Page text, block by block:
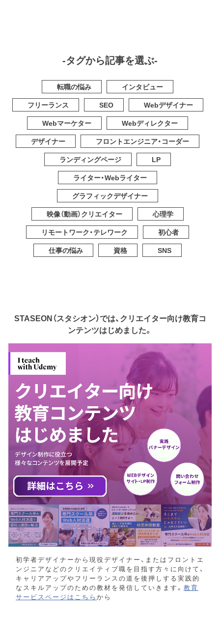
-タグから記事を選ぶ-
転職の悩み
インタビュー
フリーランス
SEO
Webデザイナー
Webマーケター
Webディレクター
デザイナー
フロントエンジニア・コーダー
ランディングページ
LP
ライター・Webライター
グラフィックデザイナー
映像（動画）クリエイター
心理学
リモートワーク・テレワーク
初心者
仕事の悩み
資格 SNS
STASEON（スタシオン）では、クリエイター向け教育コ
ンテンツはじめました。
初学者デザイナーから現役デザイナー、またはフロントエ
ンジニアなどのクリエイティブ職を目指す方々に向けて、
キャリアアップやフリーランスの道を後押しする実践的
なスキルアップのための教材を発信していきます。 教育
サービスページはこちら から